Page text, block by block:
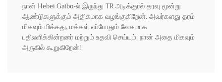
நான் Hebei Gaibo-ல் இருந்து TR அடிக்குரல் தரவு மூன்று
ஆண்டுகளுக்கும் அதிகமாக வழங்குகிறேன். அவர்களது தரம்
மிகவும் மிக்கது, மக்கள் எப்போதும் வேகமாக
பதிலளிக்கின்றனர் மற்றும் உதவி செய்யும். நான் அதை மிகவும்
அருகில் கூறுகிறேன்!